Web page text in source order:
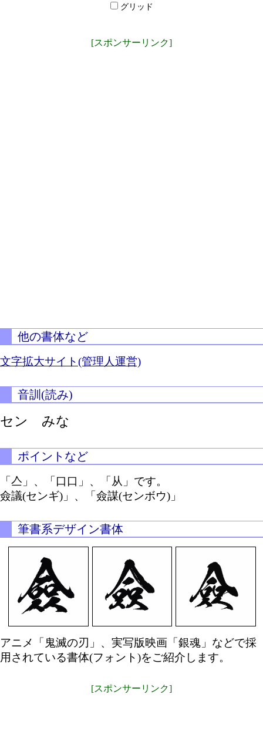
グリッド
[スポンサーリンク]
他の書体など
文字拡大サイト(管理人運営)
音訓(読み)
セン みな
ポイントなど
「亼」、「口口」、「从」です。
僉議(センギ)」、「僉謀(センボウ)」
筆書系デザイン書体
アニメ「鬼滅の刃」、実写版映画「銀魂」などで採
用されている書体(フォント)をご紹介します。
[スポンサーリンク]